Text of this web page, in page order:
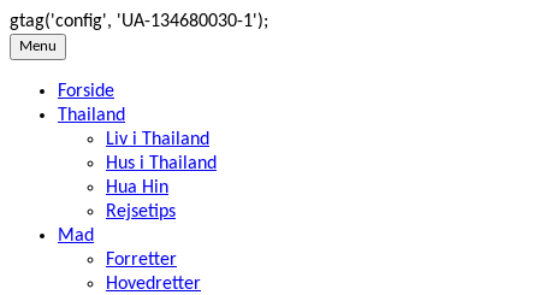
gtag('config', 'UA-134680030-1');
Skip
content
Menu
Forside
Thailand
Liv i Thailand
Hus i Thailand
Hua Hin
Rejsetips
Mad
Forretter
Hovedretter